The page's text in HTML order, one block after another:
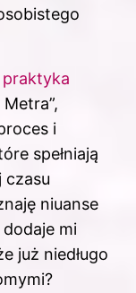
praktyka
i
spełniają
czasu
niuanse
mi
już niedługo